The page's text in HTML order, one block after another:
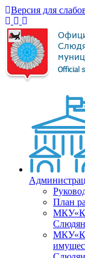
Версия для
План